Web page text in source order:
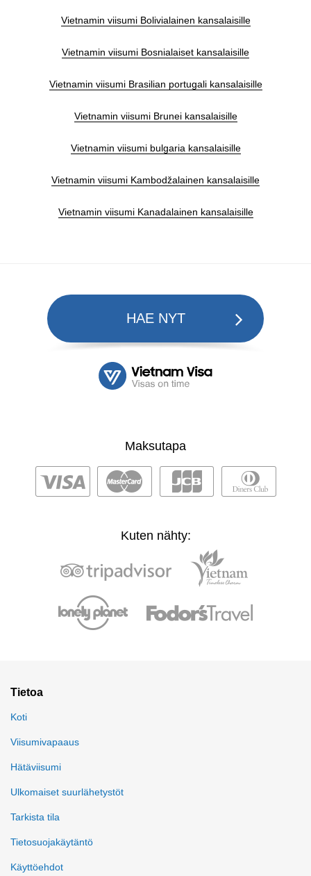
Vietnamin viisumi Bolivialainen kansalaisille
Vietnamin viisumi Bosnialaiset kansalaisille
Vietnamin viisumi Brasilian portugali kansalaisille
Vietnamin viisumi Brunei kansalaisille
Vietnamin viisumi bulgaria kansalaisille
Vietnamin viisumi Kambodžalainen kansalaisille
Vietnamin viisumi Kanadalainen kansalaisille
HAE NYT
Maksutapa
Kuten nähty:
Tietoa
Koti
Viisumivapaaus
Hätäviisumi
Ulkomaiset suurlähetystöt
Tarkista tila
Tietosuojakäytäntö
Käyttöehdot